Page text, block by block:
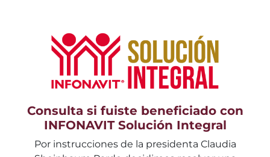
Consulta si fuiste beneficiado con
INFONAVIT Solución Integral
Por instrucciones de la presidenta Claudia